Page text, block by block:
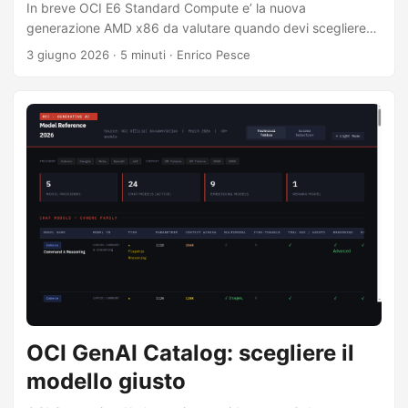
In breve OCI E6 Standard Compute e’ la nuova
generazione AMD x86 da valutare quando devi scegliere
tra VM.Standard.E6.Flex, VM.Standard.E5.Flex e
E4. Il motivo e’ semplice: nel messaggio di lancio Oracle
posiziona E6 come una generazione basata su AMD EPYC
di quinta generazione, con performance superiori allo
stesso prezzo di E5. Questo non rende inutili i benchmark
precedenti, ma cambia la prossima domanda: ogni
E6. ...
3 giugno 2026 · 5 minuti · Enrico Pesce
OCI GenAI Catalog: scegliere il
modello giusto